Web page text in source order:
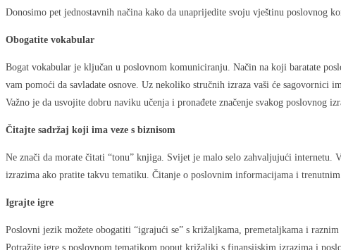
Donosimo pet jednostavnih načina kako da unaprijedite svoju vještinu poslovnog
Obogatite vokabular
Bogat vokabular je ključan u poslovnom komuniciranju. Način na koji baratate
vam pomoći da savladate osnove. Uz nekoliko stručnih izraza vaši će
Važno je da usvojite dobru naviku učenja i pronađete značenje svakog poslovnog
Čitajte sadržaj koji ima veze s biznisom
Ne znači da morate čitati “tonu” knjiga. Svijet je malo selo zahvaljujući internetu.
izrazima ako pratite takvu tematiku. Čitanje o poslovnim informacijama i
Igrajte igre
Poslovni jezik možete obogatiti “igrajući se” s križaljkama, premetaljkama i
Potražite igre s poslovnom tematikom poput križaljki s finansijskim izrazima i